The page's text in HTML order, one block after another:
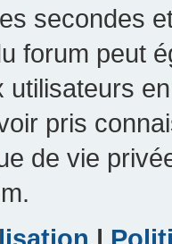
secondes
forum peut
utilisateurs
pris
de vie